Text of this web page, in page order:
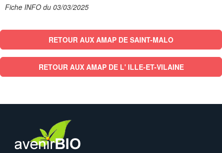
Fiche INFO du 03/03/2025
RETOUR AUX AMAP DE SAINT-MALO
RETOUR AUX AMAP DE L' ILLE-ET-VILAINE